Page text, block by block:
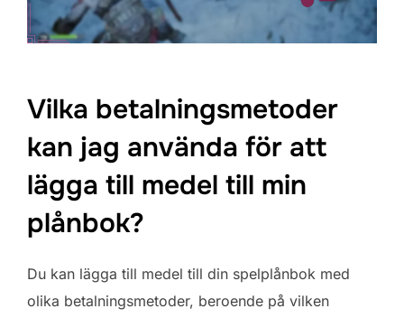
Vilka betalningsmetoder
kan jag använda för att
lägga till medel till min
plånbok?
Du kan lägga till medel till din spelplånbok med
olika betalningsmetoder, beroende på vilken